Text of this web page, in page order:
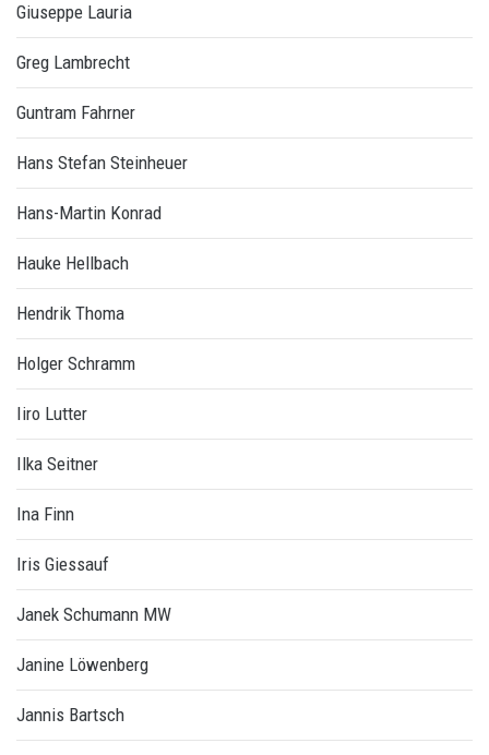
Giuseppe Lauria
Greg Lambrecht
Guntram Fahrner
Hans Stefan Steinheuer
Hans-Martin Konrad
Hauke Hellbach
Hendrik Thoma
Holger Schramm
Iiro Lutter
Ilka Seitner
Ina Finn
Iris Giessauf
Janek Schumann MW
Janine Löwenberg
Jannis Bartsch